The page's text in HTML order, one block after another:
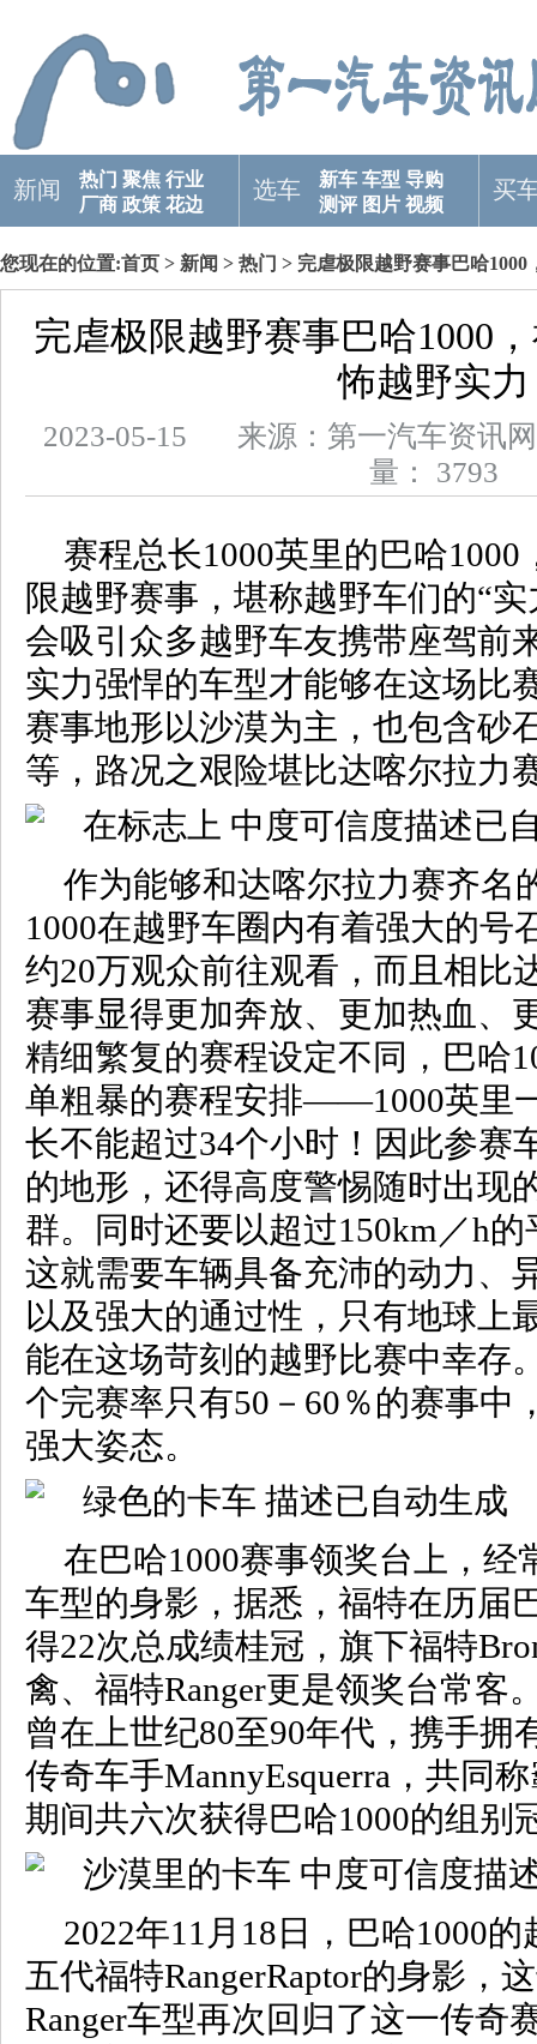
新闻 热门 聚焦 行业
厂商 政策 花边
选车 新车 车型 导购
测评 图片 视频
买
您现在的位置:首页 > 新闻 > 热门 > 完虐极限越野赛事巴哈
完虐极限越野赛事巴哈1000
怖越野实力
2023-05-15 来源：第一汽车资
量： 3793
赛程总长1000英里的巴哈
限越野赛事，堪称越野车们的“
会吸引众多越野车友携带座驾前
实力强悍的车型才能够在这场比
赛事地形以沙漠为主，也包含砂
等，路况之艰险堪比达喀尔拉力
作为能够和达喀尔拉力赛齐名
1000在越野车圈内有着强大的号
约20万观众前往观看，而且相比
赛事显得更加奔放、更加热血、
精细繁复的赛程设定不同，巴哈
单粗暴的赛程安排——1000英里
长不能超过34个小时！因此参赛
的地形，还得高度警惕随时出现
群。同时还要以超过150km／h
这就需要车辆具备充沛的动力、
以及强大的通过性，只有地球上
能在这场苛刻的越野比赛中幸存
个完赛率只有50－60％的赛事中
强大姿态。
在巴哈1000赛事领奖台上，经
车型的身影，据悉，福特在历届
得22次总成绩桂冠，旗下福特
禽、福特Ranger更是领奖台常客
曾在上世纪80至90年代，携手拥
传奇车手MannyEsquerra，共同
期间共六次获得巴哈1000的组别
2022年11月18日，巴哈1000
五代福特RangerRaptor的身影，
Ranger车型再次回归了这一传奇